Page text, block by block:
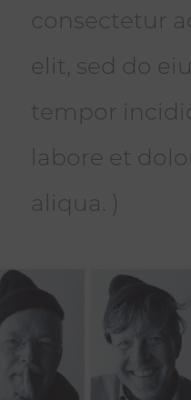
consectetur
elit, sed do
tempor
labore et
aliqua. )